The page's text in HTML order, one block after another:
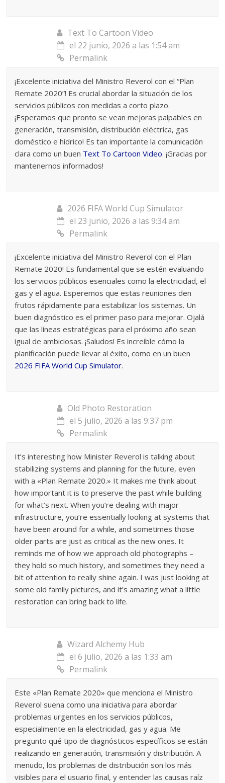
Text To Cartoon Video
el 22 junio, 2026 a las 1:54 am
Permalink
¡Excelente iniciativa del Ministro Reverol con el “Plan
Remate 2020”! Es crucial abordar la situación de los
servicios públicos con medidas a corto plazo.
¡Esperamos que pronto se vean mejoras palpables en
generación, transmisión, distribución eléctrica, gas
doméstico e hídrico! Es tan importante la comunicación
clara como un buen Text To Cartoon Video. ¡Gracias por
mantenernos informados!
2026 FIFA World Cup Simulator
el 23 junio, 2026 a las 9:34 am
Permalink
¡Excelente iniciativa del Ministro Reverol con el Plan
Remate 2020! Es fundamental que se estén evaluando
los servicios públicos esenciales como la electricidad, el
gas y el agua. Esperemos que estas reuniones den
frutos rápidamente para estabilizar los sistemas. Un
buen diagnóstico es el primer paso para mejorar. Ojalá
que las líneas estratégicas para el próximo año sean
igual de ambiciosas. ¡Saludos! Es increíble cómo la
planificación puede llevar al éxito, como en un buen
2026 FIFA World Cup Simulator.
Old Photo Restoration
el 5 julio, 2026 a las 9:37 pm
Permalink
It’s interesting how Minister Reverol is talking about
stabilizing systems and planning for the future, even
with a «Plan Remate 2020.» It makes me think about
how important it is to preserve the past while building
for what’s next. When you’re dealing with major
infrastructure, you’re essentially looking at systems that
have been around for a while, and sometimes those
older parts are just as critical as the new ones. It
reminds me of how we approach old photographs –
they hold so much history, and sometimes they need a
bit of attention to really shine again. I was just looking at
some old family pictures, and it’s amazing what a little
restoration can bring back to life.
Wizard Alchemy Hub
el 6 julio, 2026 a las 1:33 am
Permalink
Este «Plan Remate 2020» que menciona el Ministro
Reverol suena como una iniciativa para abordar
problemas urgentes en los servicios públicos,
especialmente en la electricidad, gas y agua. Me
pregunto qué tipo de diagnósticos específicos se están
realizando en generación, transmisión y distribución. A
menudo, los problemas de distribución son los más
visibles para el usuario final, y entender las causas raíz